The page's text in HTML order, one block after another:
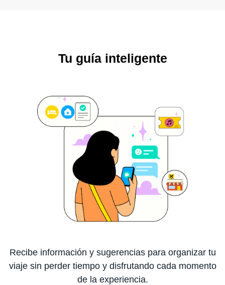
Tu guía inteligente
Recibe información y sugerencias para organizar tu
viaje sin perder tiempo y disfrutando cada momento
de la experiencia.